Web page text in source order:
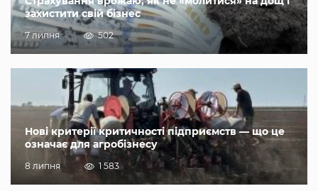
захистити свій бізнес
7 липня 502
Нові критерії критичності підприємств — що це
означає для агробізнесу
8 липня 1 583